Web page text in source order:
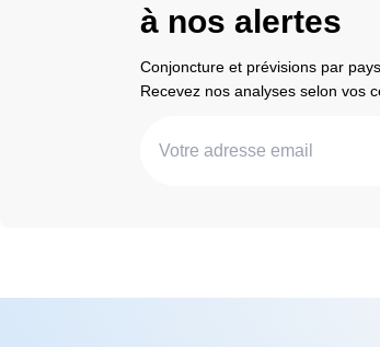
à nos alertes
Conjoncture et prévisions par
Recevez nos analyses selon vos